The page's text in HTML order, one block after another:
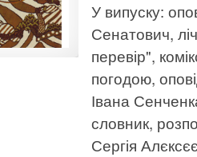
У випуску:
Сенатович,
перевір",
погодою,
Івана
словник,
Сергія